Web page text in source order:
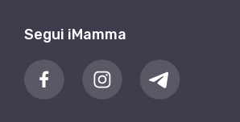
Segui iMamma